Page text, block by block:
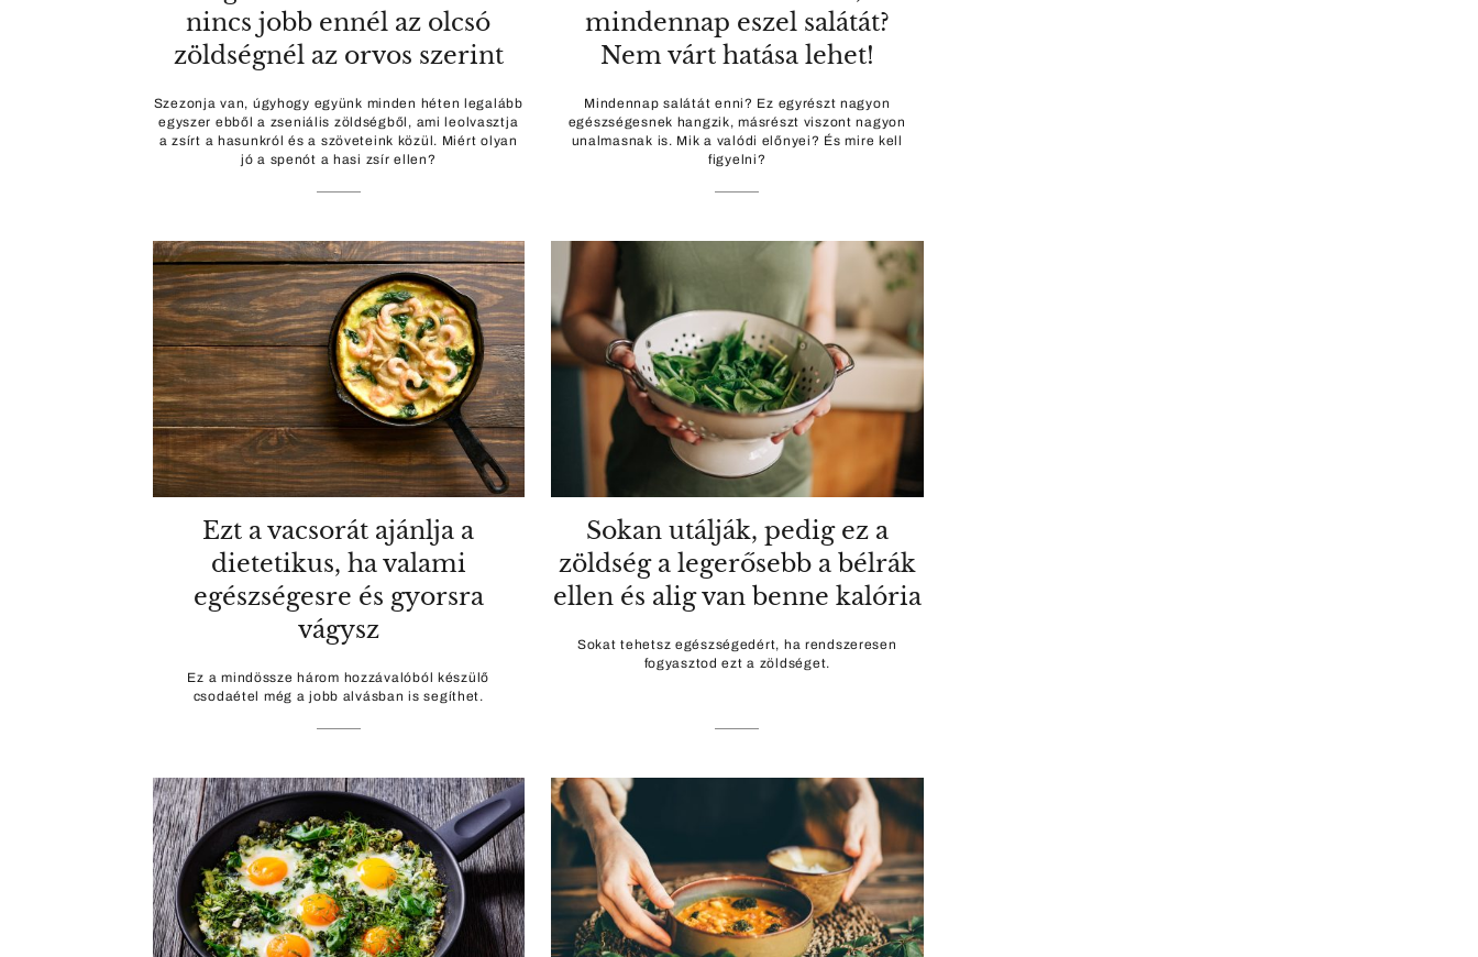
nincs jobb ennél az olcsó
zöldségnél az orvos szerint
Szezonja van, úgyhogy együnk minden héten legalább
egyszer ebből a zseniális zöldségből, ami leolvasztja
a zsírt a hasunkról és a szöveteink közül. Miért olyan
jó a spenót a hasi zsír ellen?
mindennap eszel salátát?
Nem várt hatása lehet!
Mindennap salátát enni? Ez egyrészt nagyon
egészségesnek hangzik, másrészt viszont nagyon
unalmasnak is. Mik a valódi előnyei? És mire kell
figyelni?
Ezt a vacsorát ajánlja a
dietetikus, ha valami
egészségesre és gyorsra
vágysz
Ez a mindössze három hozzávalóból készülő
csodaétel még a jobb alvásban is segíthet.
Sokan utálják, pedig ez a
zöldség a legerősebb a bélrák
ellen és alig van benne kalória
Sokat tehetsz egészségedért, ha rendszeresen
fogyasztod ezt a zöldséget.